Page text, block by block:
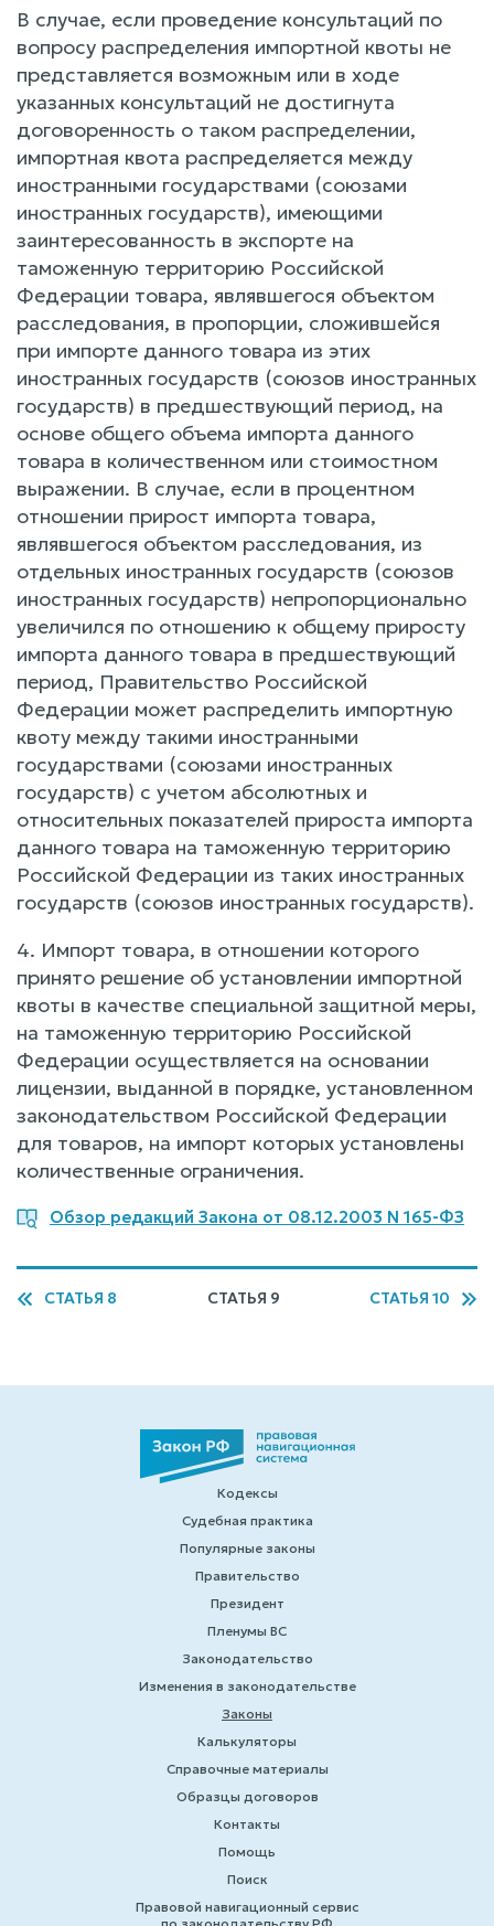
В случае, если проведение консультаций по
вопросу распределения импортной квоты не
представляется возможным или в ходе
указанных консультаций не достигнута
договоренность о таком распределении,
импортная квота распределяется между
иностранными государствами (союзами
иностранных государств), имеющими
заинтересованность в экспорте на
таможенную территорию Российской
Федерации товара, являвшегося объектом
расследования, в пропорции, сложившейся
при импорте данного товара из этих
иностранных государств (союзов иностранных
государств) в предшествующий период, на
основе общего объема импорта данного
товара в количественном или стоимостном
выражении. В случае, если в процентном
отношении прирост импорта товара,
являвшегося объектом расследования, из
отдельных иностранных государств (союзов
иностранных государств) непропорционально
увеличился по отношению к общему приросту
импорта данного товара в предшествующий
период, Правительство Российской
Федерации может распределить импортную
квоту между такими иностранными
государствами (союзами иностранных
государств) с учетом абсолютных и
относительных показателей прироста импорта
данного товара на таможенную территорию
Российской Федерации из таких иностранных
государств (союзов иностранных государств).
4. Импорт товара, в отношении которого
принято решение об установлении импортной
квоты в качестве специальной защитной меры,
на таможенную территорию Российской
Федерации осуществляется на основании
лицензии, выданной в порядке, установленном
законодательством Российской Федерации
для товаров, на импорт которых установлены
количественные ограничения.
Обзор редакций Закона от 08.12.2003 N 165-ФЗ
СТАТЬЯ 8 СТАТЬЯ 9 СТАТЬЯ 10
Кодексы
Судебная практика
Популярные законы
Правительство
Президент
Пленумы ВС
Законодательство
Изменения в законодательстве
Законы
Калькуляторы
Справочные материалы
Образцы договоров
Контакты
Помощь
Поиск
Правовой навигационный сервис
по законодательству РФ